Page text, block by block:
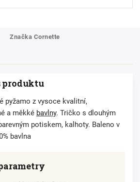
Značka Cornette
produktu
pyžamo z vysoce kvalitní,
a měkké bavlny. Tričko s dlouhým
potiskem, kalhoty. Baleno v
bavlna